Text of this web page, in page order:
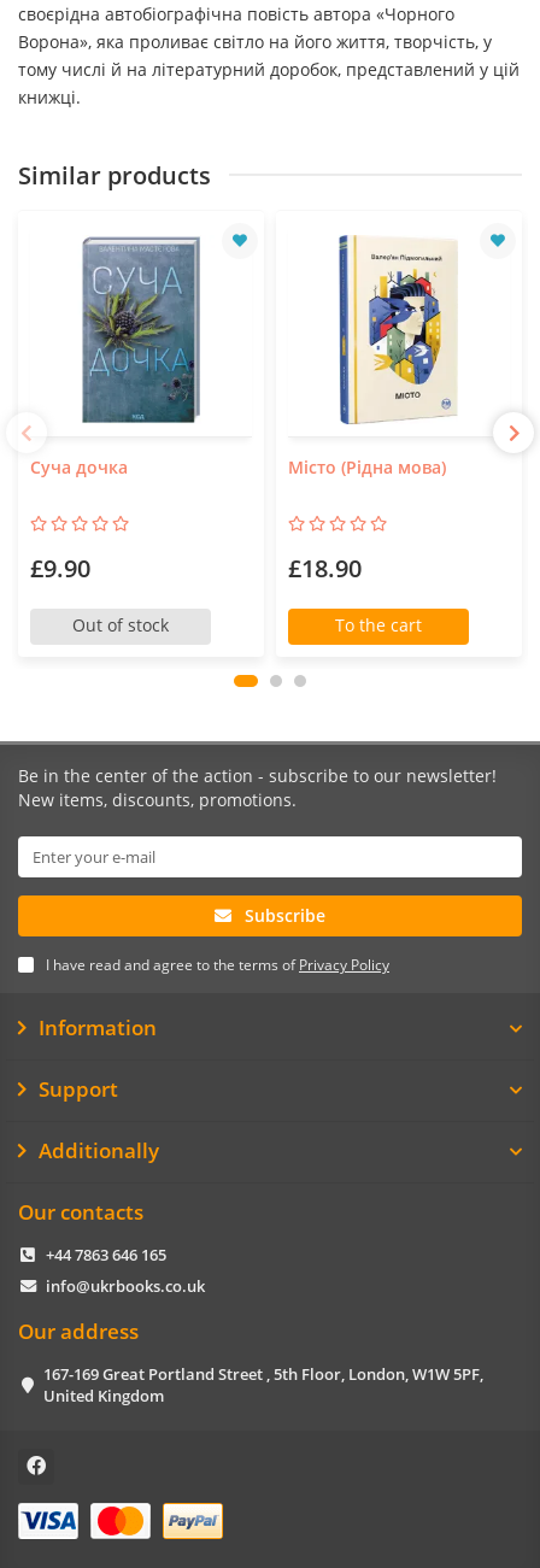
своєрідна автобіографічна повість автора «Чорного
Ворона», яка проливає світло на його життя, творчість, у
тому числі й на літературний доробок, представлений у цій
книжці.
Similar products
Суча дочка
£9.90
Out of stock
Місто (Рідна мова)
£18.90
To the cart
Be in the center of the action - subscribe to our newsletter!
New items, discounts, promotions.
Subscribe
I have read and agree to the terms ofPrivacy Policy
Information
Support
Additionally
Our contacts
+44 7863 646 165
info@ukrbooks.co.uk
Our address
167-169 Great Portland Street , 5th Floor, London, W1W 5PF,
United Kingdom